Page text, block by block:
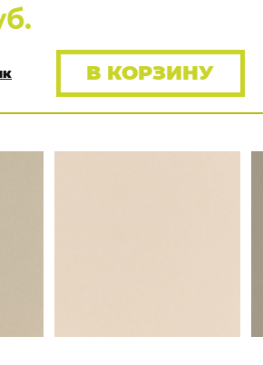
ПОКАЗАТЬ ВСЕ ОБОИ
В КОРЗИНУ